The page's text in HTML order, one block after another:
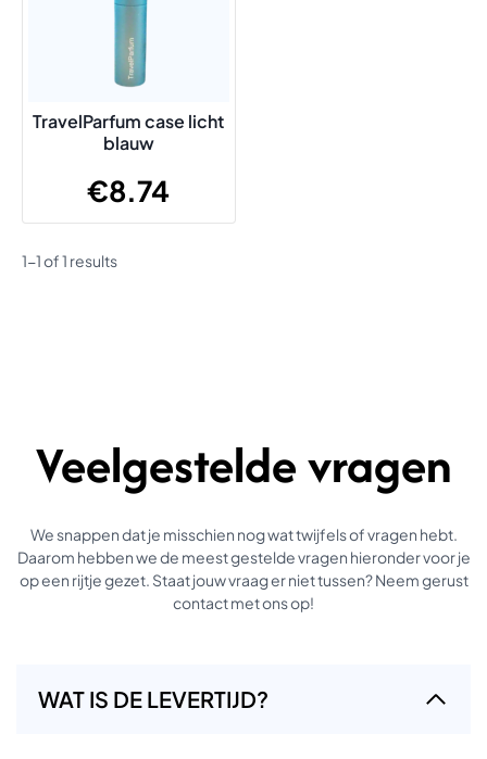
TravelParfum case licht
blauw
€8.74
1-1 of 1 results
Veelgestelde vragen
We snappen dat je misschien nog wat twijfels of vragen hebt.
Daarom hebben we de meest gestelde vragen hieronder voor je
op een rijtje gezet. Staat jouw vraag er niet tussen? Neem gerust
contact met ons op!
WAT IS DE LEVERTIJD?